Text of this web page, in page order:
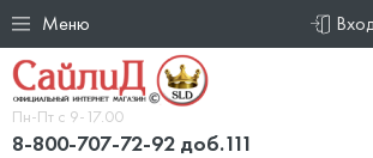
Меню
Пн-Пт с 9-17.00
8-800-707-72-92 доб.111